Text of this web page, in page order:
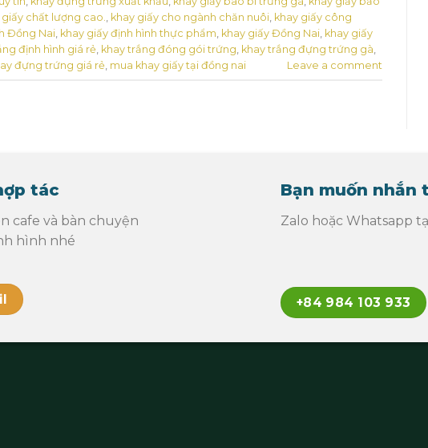
giấy chất lượng cao. khay giấy cho ngành chăn nuôi khay giấy công
Đồng Nai khay giấy định hình thực phẩm khay giấy Đồng Nai khay giấy
định hình giá rẻ khay trắng đóng gói trứng khay trắng đựng trứng gà
đựng trứng giá rẻ mua khay giấy tại đồng nai Leave a comment
tác
cafe và bàn chuyện
hình nhé
Bạn muốn nhắn
Zalo hoặc Whatsapp
+84 984 103 933